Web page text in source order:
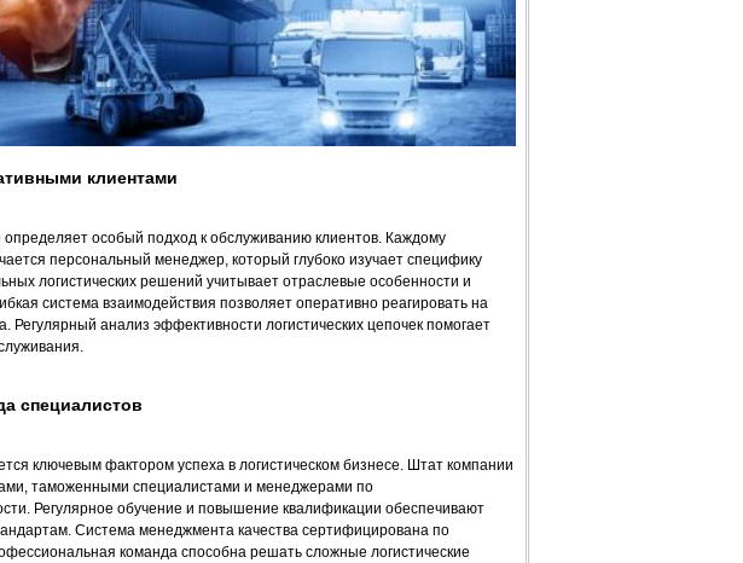
клиентами
особый подход к обслуживанию клиентов. Каждому
персональный менеджер, который глубоко изучает специфику
логистических решений учитывает отраслевые особенности и
система взаимодействия позволяет оперативно реагировать на
Регулярный анализ эффективности логистических цепочек помогает
специалистов
ключевым фактором успеха в логистическом бизнесе. Штат компании
таможенными специалистами и менеджерами по
Регулярное обучение и повышение квалификации обеспечивают
Система менеджмента качества сертифицирована по
команда способна решать сложные логистические